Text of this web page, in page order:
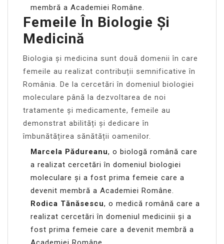
membră a Academiei Române.
Femeile În Biologie Și
Medicină
Biologia și medicina sunt două domenii în care
femeile au realizat contribuții semnificative în
România. De la cercetări în domeniul biologiei
moleculare până la dezvoltarea de noi
tratamente și medicamente, femeile au
demonstrat abilități și dedicare în
îmbunătățirea sănătății oamenilor.
Marcela Pădureanu, o biologă română care
a realizat cercetări în domeniul biologiei
moleculare și a fost prima femeie care a
devenit membră a Academiei Române.
Rodica Tănăsescu, o medică română care a
realizat cercetări în domeniul medicinii și a
fost prima femeie care a devenit membră a